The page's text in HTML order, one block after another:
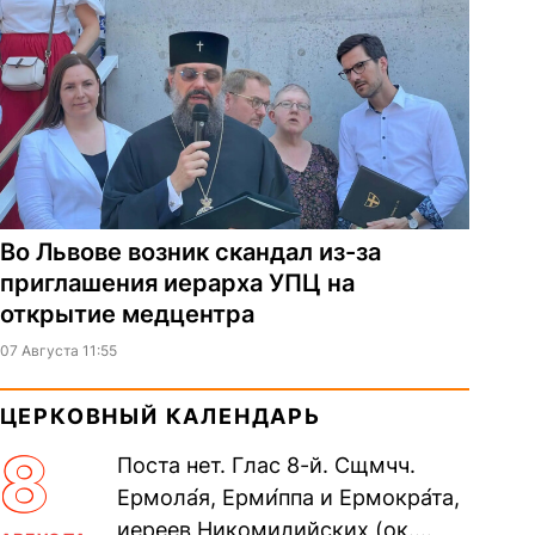
Во Львове возник скандал из-за
приглашения иерарха УПЦ на
открытие медцентра
07 Августа 11:55
ЦЕРКОВНЫЙ КАЛЕНДАРЬ
8
Поста нет. Глас 8-й. Сщмчч.
Ермола́я, Ерми́ппа и Ермокра́та,
иереев Никомидийских (ок.